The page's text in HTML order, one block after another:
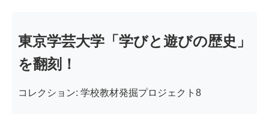
東京学芸大学「学びと遊びの歴史」
を翻刻！
コレクション: 学校教材発掘プロジェクト8